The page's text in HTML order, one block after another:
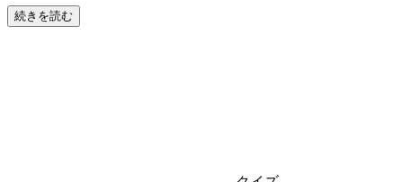
続きを読む